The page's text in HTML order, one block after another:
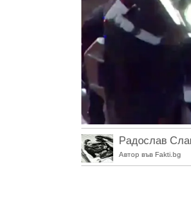
Радослав
Автор във Fakti.bg